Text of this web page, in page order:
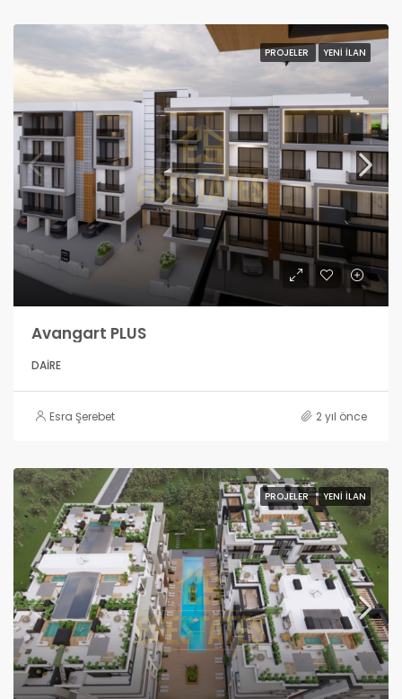
PROJELER YENI İLAN
Avangart PLUS
DAIRE
Esra Şerebet 2 yıl önce
PROJELER YENI İLAN